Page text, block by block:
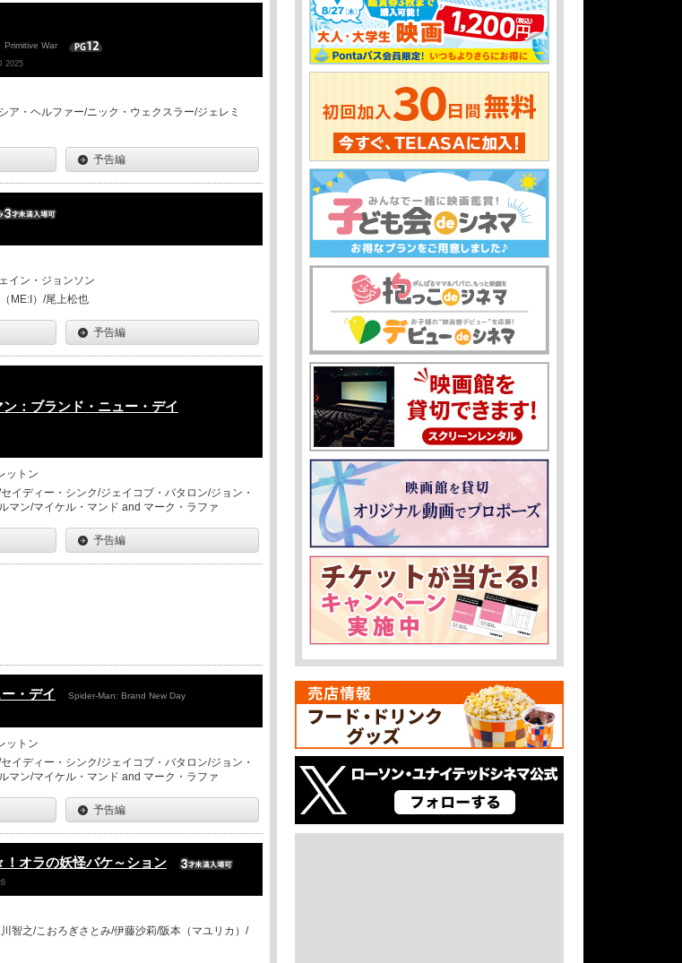
Primitive War
2025
ア・ヘルファー/ニック・ウェクスラー/ジェレミ
予告編
イン・ジョンソン
ME:I）/尾上松也
予告編
：ブランド・ニュー・デイ
ットン
イディー・シンク/ジェイコブ・バタロン/ジョン・
マン/マイケル・マンド and マーク・ラファ
予告編
・デイ Spider-Man: Brand New Day
ットン
イディー・シンク/ジェイコブ・バタロン/ジョン・
マン/マイケル・マンド and マーク・ラファ
予告編
オラの妖怪バケ～ション
智之/こおろぎさとみ/伊藤沙莉/阪本（マユリカ）/